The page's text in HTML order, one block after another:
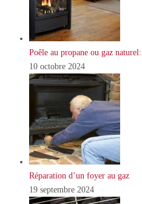
Poêle au propane ou gaz
10 octobre 2024
Réparation d’un foyer au gaz
19 septembre 2024